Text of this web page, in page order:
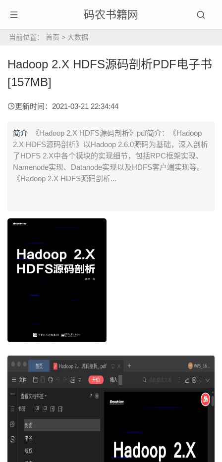
码农书籍网
当前位置： 首页 > 大数据
Hadoop 2.X HDFS源码剖析PDF电子书
[157MB]
更新时间：2021-03-21 22:34:44
简介
《Hadoop 2.X HDFS源码剖析》pdf简介：《Hadoop
2.X HDFS源码剖析》以Hadoop 2.6.0源码为基础，深入剖析
了HDFS 2.X中各个模块的实现细节，包括RPC框架实现、
Namenode实现、Datanode实现以及HDFS客户端实现等。
《Hadoop 2.X HDFS源码剖析...